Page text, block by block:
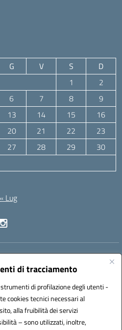
di tracciamento
di profilazione degli utenti -
cookies tecnici necessari al
alla fruibilità dei servizi
– sono utilizzati, inoltre,
G V S
D
1
2
6 7 8
9
13 14 15
16
20 21 22
23
27 28 29
30
« Lug
anpc010006@istruzione.it
UFBE6V